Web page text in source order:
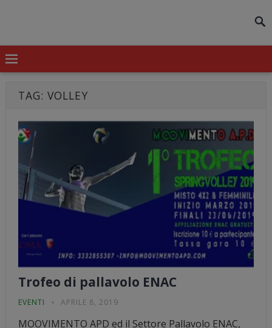
TAG: VOLLEY
Trofeo di pallavolo ENAC
EVENTI APRILE 8, 2019
MOOVIMENTO APD ed il Settore Pallavolo ENAC,